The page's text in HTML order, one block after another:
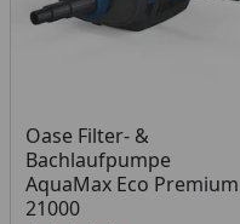
Oase Filter- &
Bachlaufpumpe
AquaMax Eco Premium
21000
Produkt am Lager